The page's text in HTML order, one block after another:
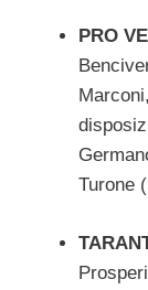
PRO
Turone